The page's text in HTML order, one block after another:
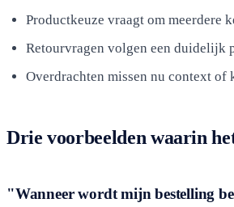
Productkeuze vraagt om meerdere
Retourvragen volgen een duidelijk
Overdrachten missen nu context of
Drie voorbeelden waarin
"Wanneer wordt mijn bestelling